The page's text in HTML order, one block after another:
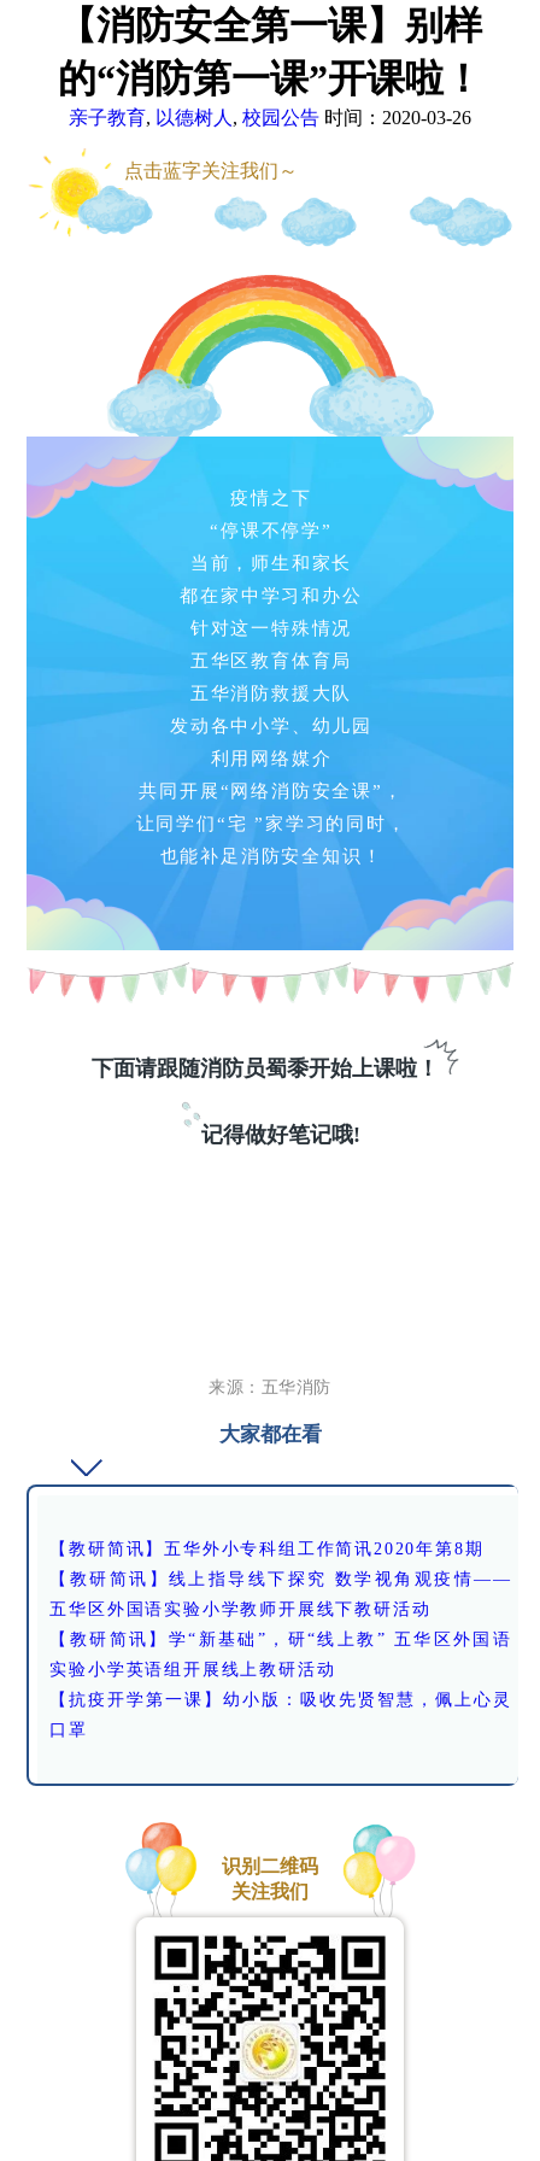
【消防安全第一课】别样
的“消防第一课”开课啦！
亲子教育, 以德树人 , 校园公告 时间：2020-03-26
点击蓝字关注我们～
疫情之下
“停课不停学”
当前，师生和家长
都在家中学习和办公
针对这一特殊情况
五华区教育体育局
五华消防救援大队
发动各中小学、幼儿园
利用网络媒介
共同开展“网络消防安全课”，
让同学们“宅 ”家学习的同时，
也能补足消防安全知识！
下面请跟随消防员蜀黍开始上课啦！
记得做好笔记哦!
来源：五华消防
大家都在看
【教研简讯】五华外小专科组工作简讯2020年第8期
【教研简讯】线上指导线下探究 数学视角观疫情——
五华区外国语实验小学教师开展线下教研活动
【教研简讯】学“新基础”，研“线上教” 五华区外国语
实验小学英语组开展线上教研活动
【抗疫开学第一课】幼小版：吸收先贤智慧，佩上心灵
口罩
识别二维码
关注我们